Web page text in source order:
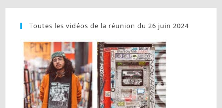
Toutes les vidéos de la réunion du 26 juin 2024